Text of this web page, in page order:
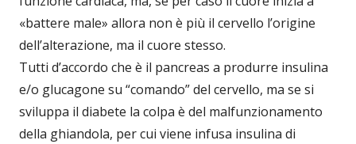
«battere male» allora non è più il cervello l’origine
dell’alterazione, ma il cuore stesso.
Tutti d’accordo che è il pancreas a produrre insulina
e/o glucagone su “comando” del cervello, ma se si
sviluppa il diabete la colpa è del malfunzionamento
della ghiandola, per cui viene infusa insulina di